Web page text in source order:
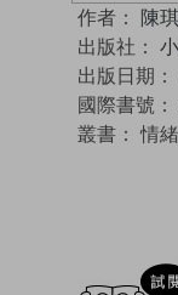
作者： 陳
出版社：
出版日期：
國際書號：
叢書： 情